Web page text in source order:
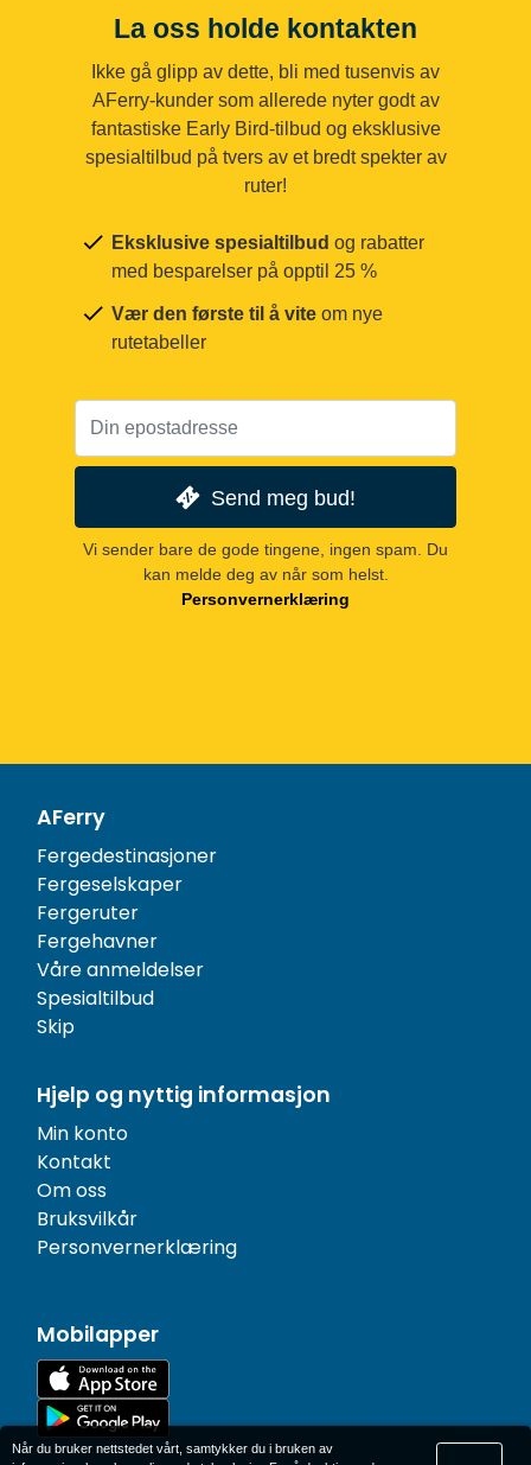
La oss holde kontakten
Ikke gå glipp av dette, bli med tusenvis av
AFerry-kunder som allerede nyter godt av
fantastiske Early Bird-tilbud og eksklusive
spesialtilbud på tvers av et bredt spekter av
ruter!
Eksklusive spesialtilbud og rabatter
med besparelser på opptil 25 %
Vær den første til å vite om nye
rutetabeller
Send meg bud!
Vi sender bare de gode tingene, ingen spam. Du
kan melde deg av når som helst.
Personvernerklæring
AFerry
Fergedestinasjoner
Fergeselskaper
Fergeruter
Fergehavner
Våre anmeldelser
Spesialtilbud
Skip
Hjelp og nyttig informasjon
Min konto
Kontakt
Om oss
Bruksvilkår
Personvernerklæring
Mobilapper
Når du bruker nettstedet vårt, samtykker du i bruken av